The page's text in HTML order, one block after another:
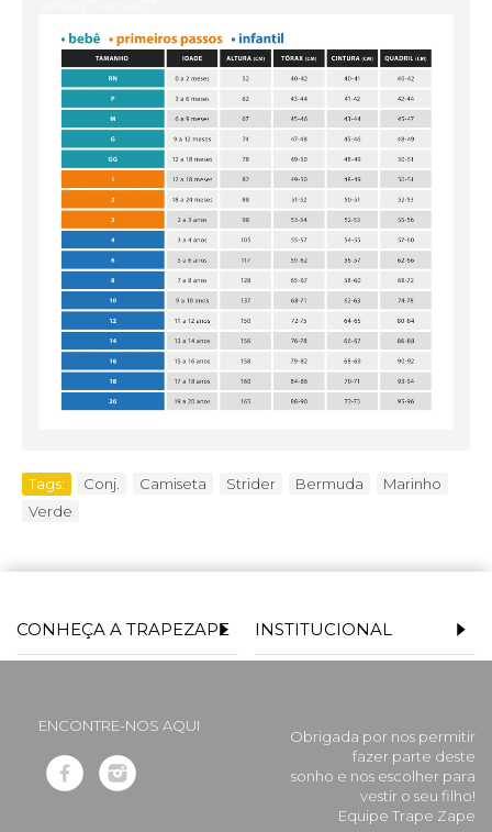
Tags: Conj. Camiseta Strider Bermuda Marinho
Verde
CONHEÇA A TRAPEZAPE INSTITUCIONAL
ENCONTRE-NOS AQUI
Obrigada por nos permitir
fazer parte deste
sonho e nos escolher para
vestir o seu filho!
Equipe Trape Zape